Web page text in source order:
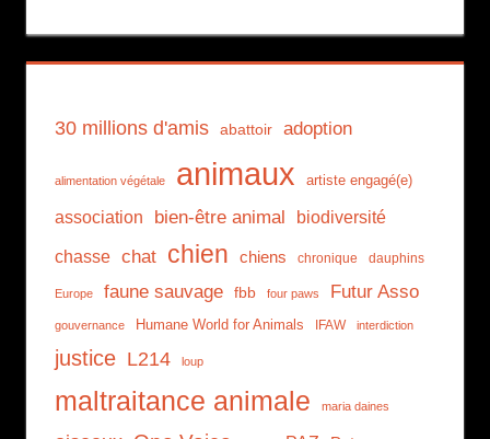
30 millions d'amis abattoir adoption
alimentation végétale animaux artiste engagé(e)
association bien-être animal biodiversité
chasse chat chien chiens chronique dauphins
Europe faune sauvage fbb four paws Futur Asso
gouvernance Humane World for Animals IFAW interdiction
justice L214 loup
maltraitance animale maria daines